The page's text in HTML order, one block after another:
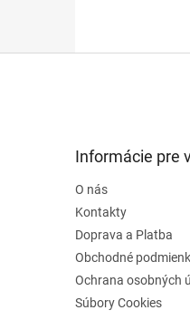
Informácie pre
O nás
Kontakty
Doprava a Platba
Obchodné
Ochrana osobných
Súbory Cookies